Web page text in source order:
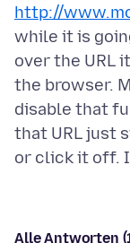
http://
while it is
over the URL
the browser.
disable that
that URL just
Alle Antworten